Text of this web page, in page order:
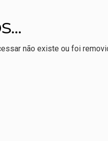
preservação da Usina
Pivettanão existe ou foi